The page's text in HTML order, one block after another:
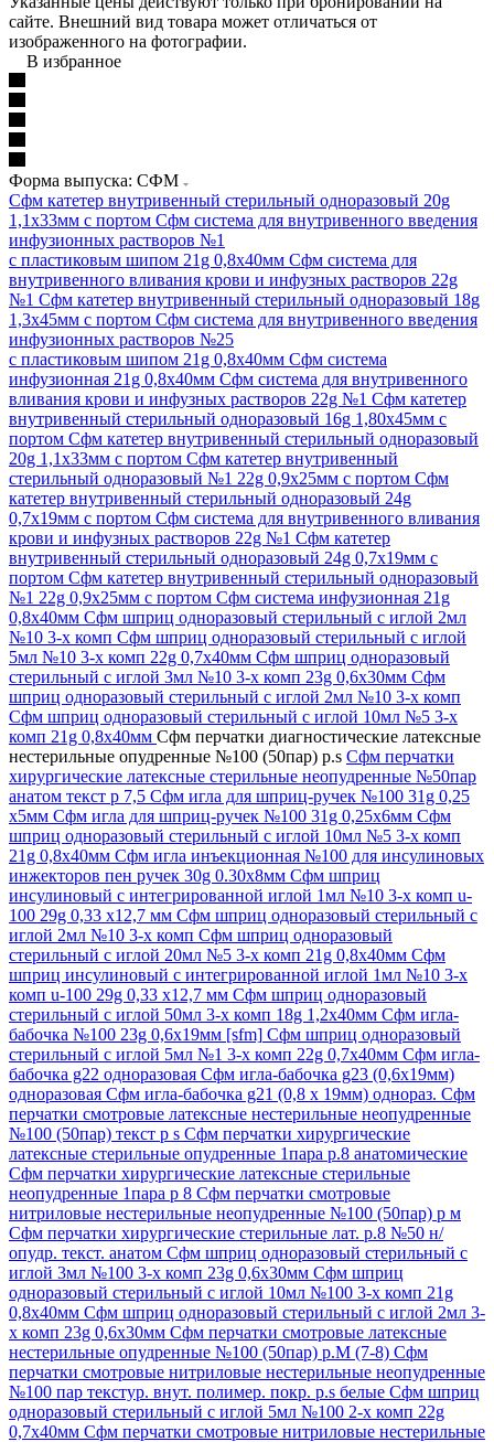
сайте. Внешний вид товара может отличаться от
изображенного на фотографии.
В избранное
Форма выпуска: СФМ
Сфм катетер внутривенный стерильный одноразовый 20g
1,1х33мм с портом Сфм система для внутривенного введения
инфузионных растворов №1
с пластиковым шипом 21g 0,8х40мм Сфм система для
внутривенного вливания крови и инфузных растворов 22g
№1 Сфм катетер внутривенный стерильный одноразовый 18g
1,3х45мм с портом Сфм система для внутривенного введения
инфузионных растворов №25
с пластиковым шипом 21g 0,8х40мм Сфм система
инфузионная 21g 0,8х40мм Сфм система для внутривенного
вливания крови и инфузных растворов 22g №1 Сфм катетер
внутривенный стерильный одноразовый 16g 1,80х45мм с
портом Сфм катетер внутривенный стерильный одноразовый
20g 1,1х33мм с портом Сфм катетер внутривенный
стерильный одноразовый №1 22g 0,9х25мм с портом Сфм
катетер внутривенный стерильный одноразовый 24g
0,7х19мм с портом Сфм система для внутривенного вливания
крови и инфузных растворов 22g №1 Сфм катетер
внутривенный стерильный одноразовый 24g 0,7х19мм с
портом Сфм катетер внутривенный стерильный одноразовый
№1 22g 0,9х25мм с портом Сфм система инфузионная 21g
0,8х40мм Сфм шприц одноразовый стерильный с иглой 2мл
№10 3-х комп Сфм шприц одноразовый стерильный с иглой
5мл №10 3-х комп 22g 0,7х40мм Сфм шприц одноразовый
стерильный с иглой 3мл №10 3-х комп 23g 0,6х30мм Сфм
шприц одноразовый стерильный с иглой 2мл №10 3-х комп
Сфм шприц одноразовый стерильный с иглой 10мл №5 3-х
комп 21g 0,8х40мм Сфм перчатки диагностические латексные
нестерильные опудренные №100 (50пар) р.s Сфм перчатки
хирургические латексные стерильные неопудренные №50пар
анатом текст р 7,5 Сфм игла для шприц-ручек №100 31g 0,25
х5мм Сфм игла для шприц-ручек №100 31g 0,25х6мм Сфм
шприц одноразовый стерильный с иглой 10мл №5 3-х комп
21g 0,8х40мм Сфм игла инъекционная №100 для инсулиновых
инжекторов пен ручек 30g 0.30х8мм Сфм шприц
инсулиновый с интегрированной иглой 1мл №10 3-х комп u-
100 29g 0,33 х12,7 мм Сфм шприц одноразовый стерильный с
иглой 2мл №10 3-х комп Сфм шприц одноразовый
стерильный с иглой 20мл №5 3-х комп 21g 0,8х40мм Сфм
шприц инсулиновый с интегрированной иглой 1мл №10 3-х
комп u-100 29g 0,33 х12,7 мм Сфм шприц одноразовый
стерильный с иглой 50мл 3-х комп 18g 1,2х40мм Сфм игла-
бабочка №100 23g 0,6х19мм [sfm] Сфм шприц одноразовый
стерильный с иглой 5мл №1 3-х комп 22g 0,7х40мм Сфм игла-
бабочка g22 одноразовая Сфм игла-бабочка g23 (0,6х19мм)
одноразовая Сфм игла-бабочка g21 (0,8 х 19мм) однораз. Сфм
перчатки смотровые латексные нестерильные неопудренные
№100 (50пар) текст р s Сфм перчатки хирургические
латексные стерильные опудренные 1пара р.8 анатомические
Сфм перчатки хирургические латексные стерильные
неопудренные 1пара р 8 Сфм перчатки смотровые
нитриловые нестерильные неопудренные №100 (50пар) р м
Сфм перчатки хирургические стерильные лат. р.8 №50 н/
опудр. текст. анатом Сфм шприц одноразовый стерильный с
иглой 3мл №100 3-х комп 23g 0,6х30мм Сфм шприц
одноразовый стерильный с иглой 10мл №100 3-х комп 21g
0,8х40мм Сфм шприц одноразовый стерильный с иглой 2мл 3-
х комп 23g 0,6х30мм Сфм перчатки смотровые латексные
нестерильные опудренные №100 (50пар) р.М (7-8) Сфм
перчатки смотровые нитриловые нестерильные неопудренные
№100 пар текстур. внут. полимер. покр. р.s белые Сфм шприц
одноразовый стерильный с иглой 5мл №100 2-х комп 22g
0,7х40мм Сфм перчатки смотровые нитриловые нестерильные